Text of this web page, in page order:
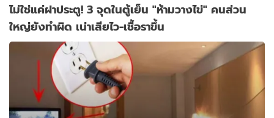
ไม่ใช่แค่ฝาประตู! 3 จุดในตู้เย็น "ห้ามวางไข่" คนส่วน
ใหญ่ยังทำผิด เน่าเสียไว-เชื้อราขึ้น